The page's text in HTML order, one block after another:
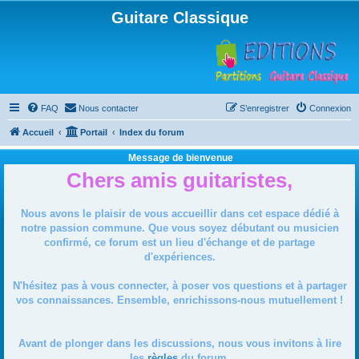
Guitare Classique
FAQ Nous contacter Connexion
S’enregistrer
Accueil Portail Index du forum
Message de bienvenue
Chers amis guitaristes,
Nous avons le plaisir de vous accueillir dans cet espace dédié à
notre passion commune. Que vous soyez débutant ou musicien
confirmé, ce forum est un lieu d'échange et de partage
d'expériences.
N'hésitez pas à vous connecter, à poser vos questions et à partager
vos connaissances. Ensemble, enrichissons-nous mutuellement !
Avant de plonger dans les discussions, nous vous invitons à lire